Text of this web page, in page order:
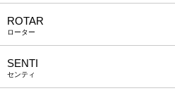
ROTAR
ローター
SENTI
センティ